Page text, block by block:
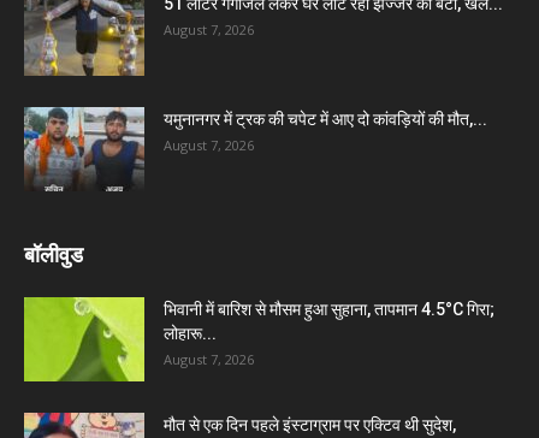
August 7, 2026
यमुनानगर में ट्रक की चपेट में आए दो कांवड़ियों की मौत,...
August 7, 2026
बॉलीवुड
भिवानी में बारिश से मौसम हुआ सुहाना, तापमान 4.5°C गिरा;
लोहारू...
August 7, 2026
मौत से एक दिन पहले इंस्टाग्राम पर एक्टिव थी सुदेश,